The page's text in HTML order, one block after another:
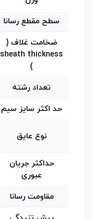
سطح مقطع رسانا
ضخامت غلاف (
sheath thickness
)
تعداد رشته
حد اکثر سایز سیم
نوع عایق
حداکثر جریان
عبوری
مقاومت رسانا